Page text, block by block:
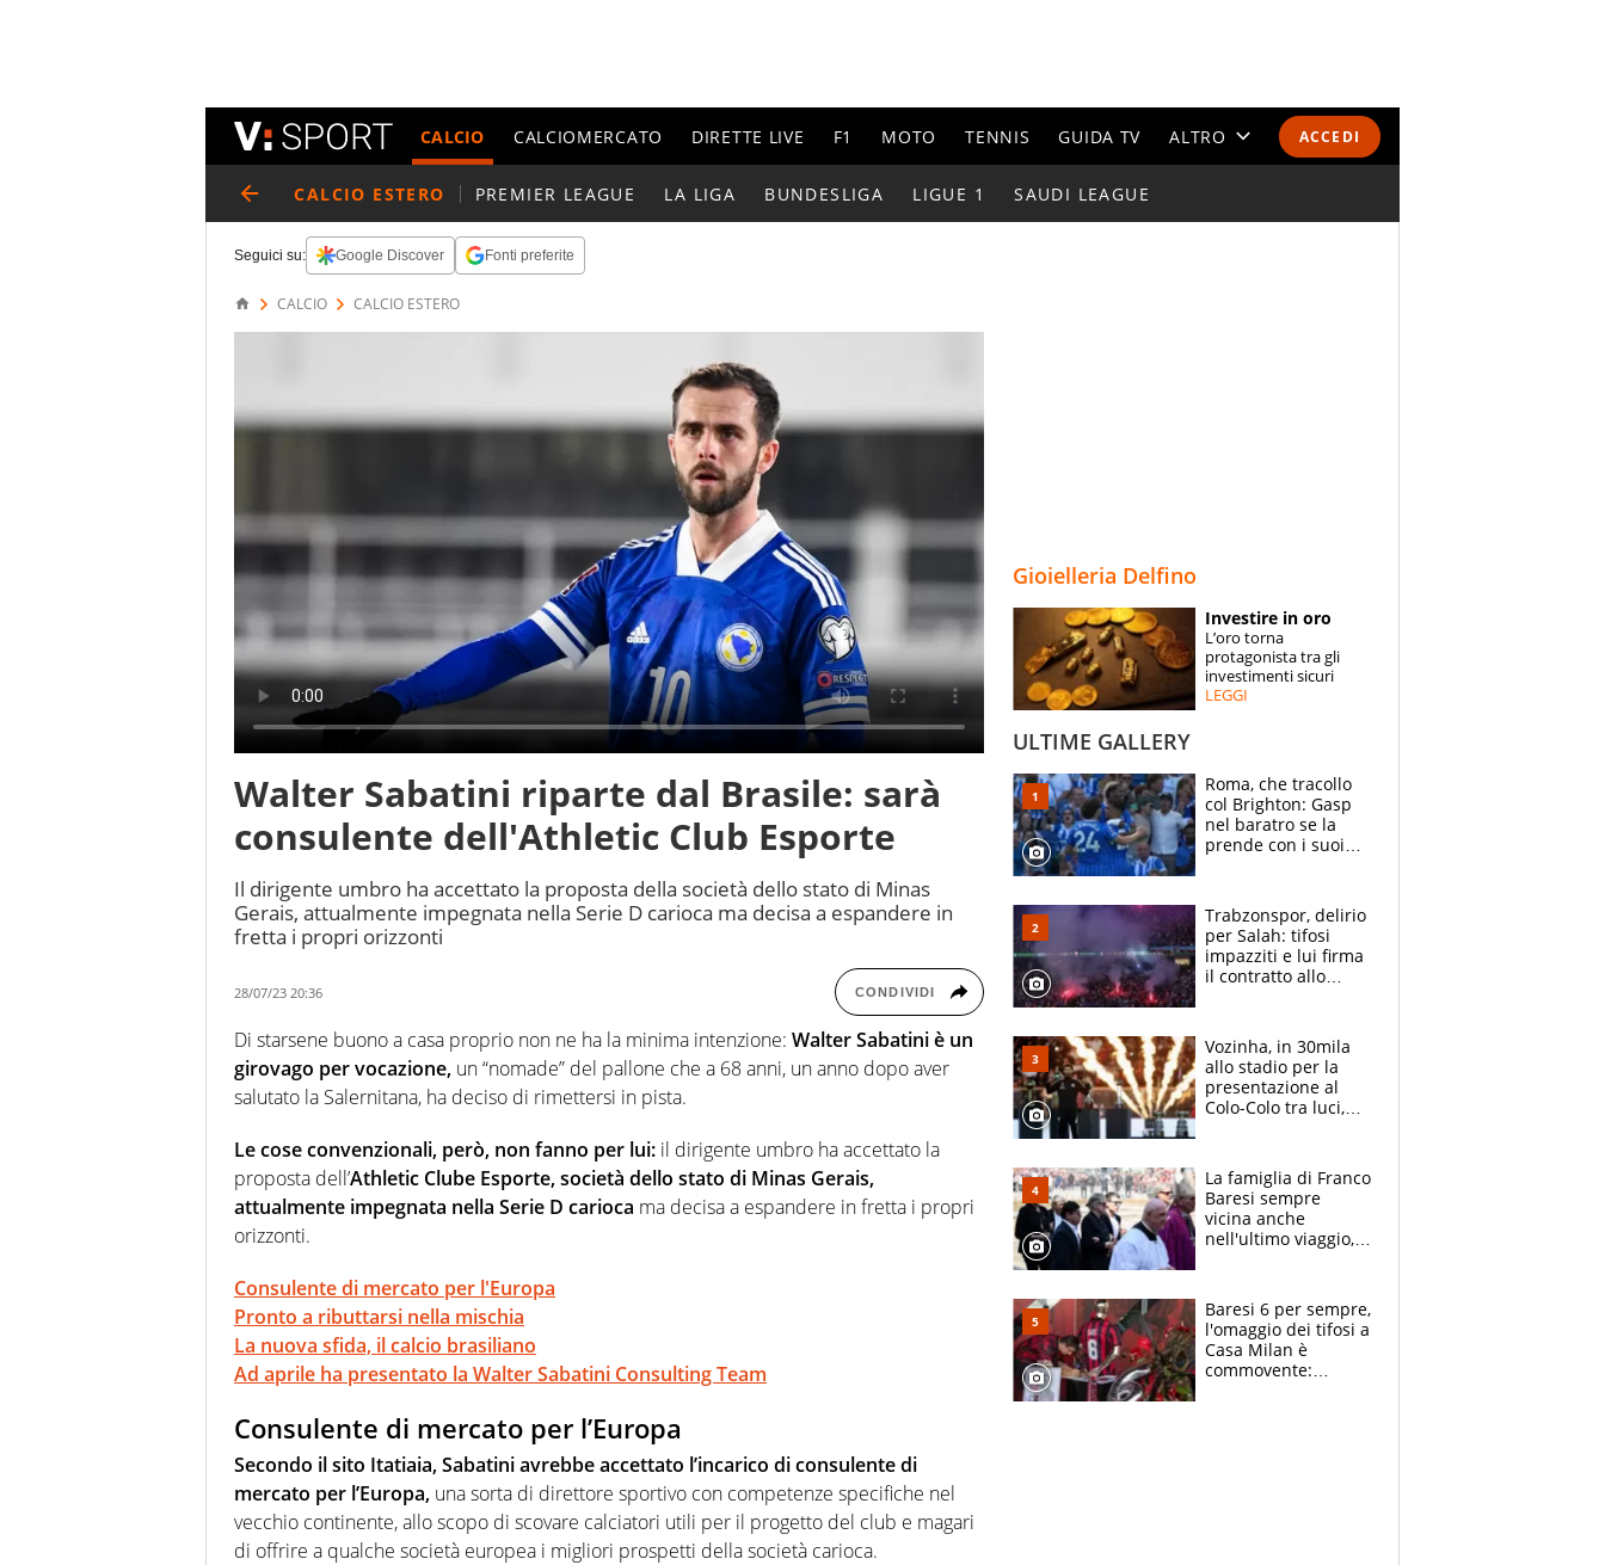
ACCEDI
CALCIO CALCIOMERCATO DIRETTE LIVE F1 MOTO TENNIS GUIDA TV ALTRO
ESPERTI
CONTATTI
CALCIO ESTERO PREMIER LEAGUE LA LIGA BUNDESLIGA LIGUE 1 SAUDI LEAGUE
Seguici su: Google Discover Fonti preferite
CALCIO CALCIO ESTERO
Walter Sabatini riparte dal Brasile: sarà
consulente dell'Athletic Club Esporte
Il dirigente umbro ha accettato la proposta della società dello stato di Minas
Gerais, attualmente impegnata nella Serie D carioca ma decisa a espandere in
fretta i propri orizzonti
28/07/23 20:36 CONDIVIDI
Di starsene buono a casa proprio non ne ha la minima intenzione: Walter Sabatini è un
girovago per vocazione, un “nomade” del pallone che a 68 anni, un anno dopo aver
salutato la Salernitana, ha deciso di rimettersi in pista.
Le cose convenzionali, però, non fanno per lui: il dirigente umbro ha accettato la
proposta dell’Athletic Clube Esporte, società dello stato di Minas Gerais,
attualmente impegnata nella Serie D carioca ma decisa a espandere in fretta i propri
orizzonti.
Consulente di mercato per l'Europa
Pronto a ributtarsi nella mischia
La nuova sfida, il calcio brasiliano
Ad aprile ha presentato la Walter Sabatini Consulting Team
Consulente di mercato per l’Europa
Secondo il sito Itatiaia, Sabatini avrebbe accettato l’incarico di consulente di
mercato per l’Europa, una sorta di direttore sportivo con competenze specifiche nel
vecchio continente, allo scopo di scovare calciatori utili per il progetto del club e magari
di offrire a qualche società europea i migliori prospetti della società carioca.
Gioielleria Delfino
Investire in oro
L’oro torna
protagonista tra gli
investimenti sicuri
LEGGI
ULTIME GALLERY
Roma, che tracollo
col Brighton: Gasp
nel baratro se la
prende con i suoi
Trabzonspor, delirio
per Salah: tifosi
impazziti e lui firma
il contratto allo
Vozinha, in 30mila
allo stadio per la
presentazione al
Colo-Colo tra luci,
La famiglia di Franco
Baresi sempre
vicina anche
nell'ultimo viaggio,
circondati
dall'affetto dei tifosi
Baresi 6 per sempre,
l'omaggio dei tifosi a
Casa Milan è
commovente: